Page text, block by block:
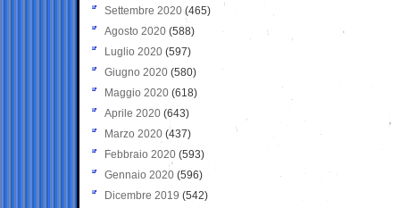
Settembre 2020(465)
Agosto 2020 (588)
Luglio 2020 (597)
Giugno 2020 (580)
Maggio 2020 (618)
Aprile 2020 (643)
Marzo 2020 (437)
Febbraio 2020 (593)
Gennaio 2020 (596)
Dicembre 2019 (542)